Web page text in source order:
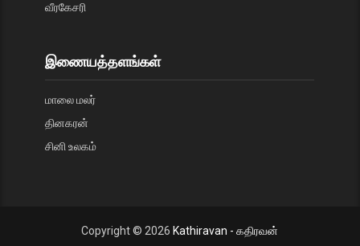
வீரகேசரி
இணையத்தளங்கள்
மாலை மலர்
தினகரன்
சினி உலகம்
Copyright © 2026 Kathiravan - கதிரவன்